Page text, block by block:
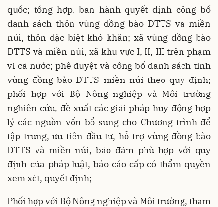
quốc; tổng hợp, ban hành quyết định công bố
danh sách thôn vùng đồng bào DTTS và miền
núi, thôn đặc biệt khó khăn; xã vùng đồng bào
DTTS và miền núi, xã khu vực I, II, III trên phạm
vi cả nước; phê duyệt và công bố danh sách tỉnh
vùng đồng bào DTTS miền núi theo quy định;
phối hợp với Bộ Nông nghiệp và Môi trường
nghiên cứu, đề xuất các giải pháp huy động hợp
lý các nguồn vốn bổ sung cho Chương trình để
tập trung, ưu tiên đầu tư, hỗ trợ vùng đồng bào
DTTS và miền núi, bảo đảm phù hợp với quy
định của pháp luật, báo cáo cấp có thẩm quyền
xem xét, quyết định;
Phối hợp với Bộ Nông nghiệp và Môi trường, tham